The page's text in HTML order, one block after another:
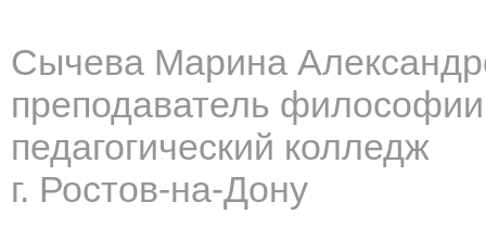
Сычева Марина
преподаватель философии
педагогический колледж
г. Ростов-на-Дону